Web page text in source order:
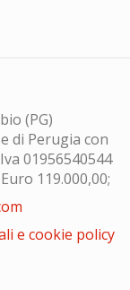
(PG)
di Perugia con
01956540544
119.000,00;
e cookie policy